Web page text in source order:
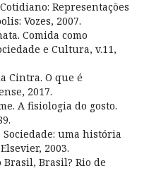
Representações
Vozes, 2007.
Comida como
e Cultura, v.11,
Cintra. O que é
2017.
A fisiologia do gosto.
Sociedade: uma história
2003.
Brasil, Brasil? Rio de